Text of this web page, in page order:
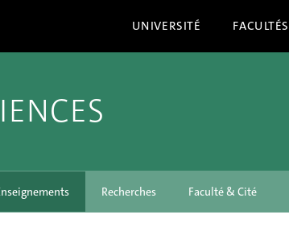
UNIVERSITÉ FACULTÉS
Recherches Faculté & Cité